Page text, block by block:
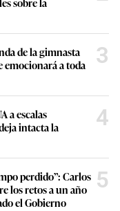
de la gimnasta
emocionará a toda
3
a escalas
intacta la
4
perdido”: Carlos
los retos a un año
el Gobierno
5